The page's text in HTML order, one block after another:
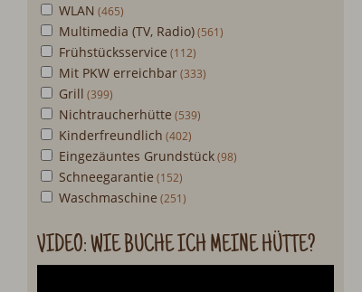
WLAN
Multimedia (TV, Radio)
Frühstücksservice
Mit PKW erreichbar
Grill
Nichtraucherhütte
Kinderfreundlich
Eingezäuntes Grundstück
Schneegarantie
Waschmaschine
VIDEO: WIE BUCHE ICH MEINE HÜTTE?